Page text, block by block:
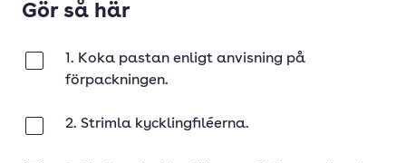
Gör så här
1. Koka pastan enligt anvisning på
förpackningen.
2. Strimla kycklingfiléerna.